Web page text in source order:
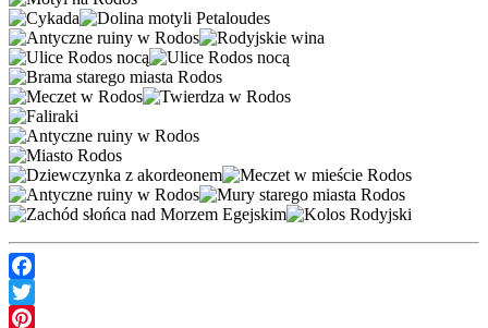
Facebook
Twitter